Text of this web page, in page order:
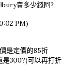
賣多少錢阿?
PM)
是定價的85折
是300?)可以再打折